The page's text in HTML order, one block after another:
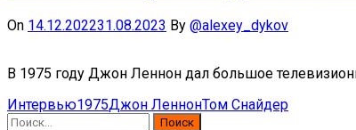
On 14.12.202231.08.2023 By @alexey_dykov
В 1975 году Джон Леннон дал большое
Интервью1975Джон ЛеннонТом Снайдер
Найти: